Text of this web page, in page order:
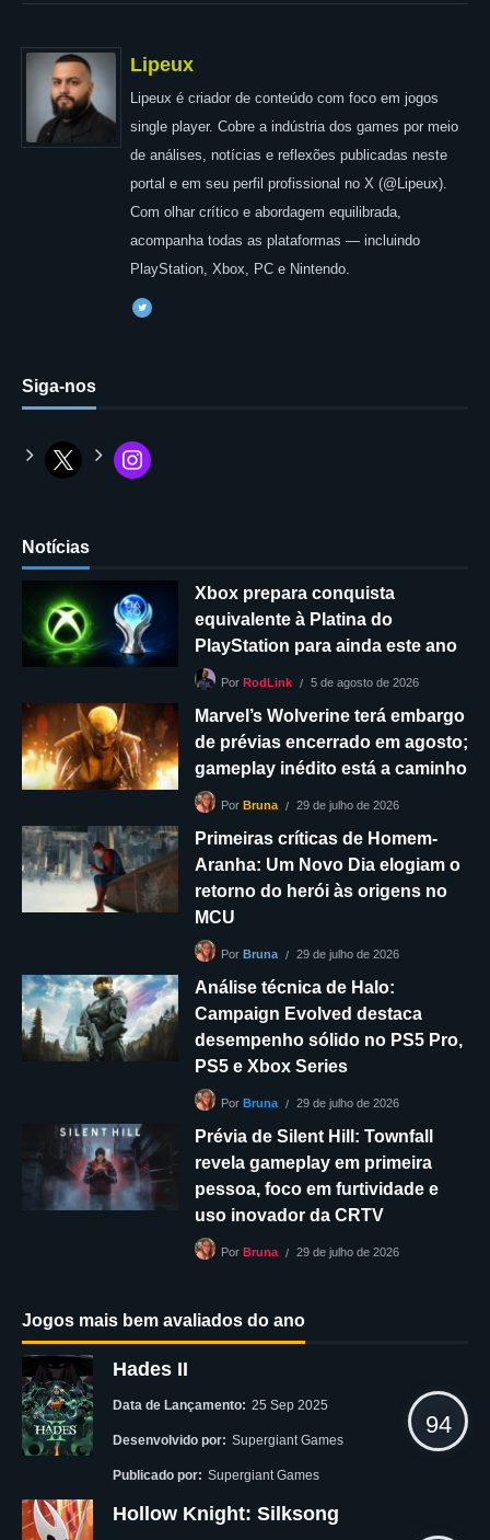
Lipeux
Lipeux é criador de conteúdo com foco em jogos
single player. Cobre a indústria dos games por meio
de análises, notícias e reflexões publicadas neste
portal e em seu perfil profissional no X (@Lipeux).
Com olhar crítico e abordagem equilibrada,
acompanha todas as plataformas — incluindo
PlayStation, Xbox, PC e Nintendo.
Siga-nos
Notícias
Xbox prepara conquista
equivalente à Platina do
PlayStation para ainda este ano
Por RodLink 5 de agosto de 2026
Marvel’s Wolverine terá embargo
de prévias encerrado em agosto;
gameplay inédito está a caminho
Por Bruna 29 de julho de 2026
Primeiras críticas de Homem-
Aranha: Um Novo Dia elogiam o
retorno do herói às origens no
MCU
Por Bruna 29 de julho de 2026
Análise técnica de Halo:
Campaign Evolved destaca
desempenho sólido no PS5 Pro,
PS5 e Xbox Series
Por Bruna 29 de julho de 2026
Prévia de Silent Hill: Townfall
revela gameplay em primeira
pessoa, foco em furtividade e
uso inovador da CRTV
Por Bruna 29 de julho de 2026
Jogos mais bem avaliados do ano
Hades II
Data de Lançamento: 25 Sep 2025
Desenvolvido por: Supergiant Games
Publicado por: Supergiant Games
94
Hollow Knight: Silksong